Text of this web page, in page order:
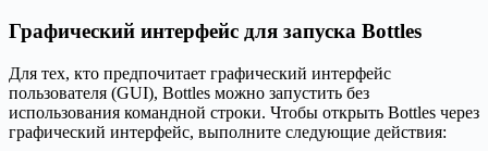
Графический интерфейс для запуска Bottles
Для тех, кто предпочитает графический интерфейс
пользователя (GUI), Bottles можно запустить без
использования командной строки. Чтобы открыть Bottles через
графический интерфейс, выполните следующие действия: